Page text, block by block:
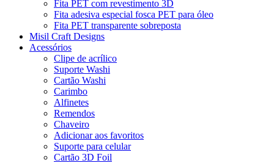
Fita PET com revestimento 3D
Fita adesiva especial fosca PET para óleo
Fita PET transparente sobreposta
Misil Craft Designs
Acessórios
Clipe de acrílico
Suporte Washi
Cartão Washi
Carimbo
Alfinetes
Remendos
Chaveiro
Adicionar aos favoritos
Suporte para celular
Cartão 3D Foil